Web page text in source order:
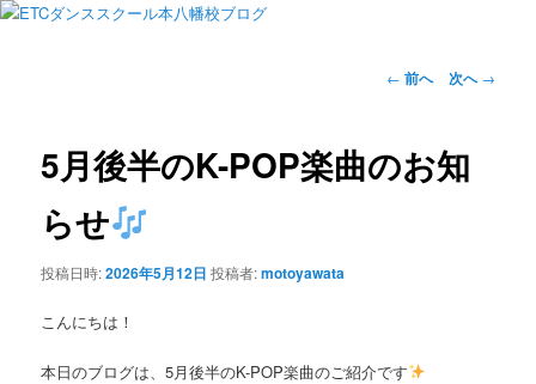
投
ビ
ゲ
← 前へ 次へ→
5月後半のK-POP楽曲のお知
らせ
投稿日時:2026年5月12日 投稿者:motoyawata
こんにちは！
本日のブログは、5月後半のK-POP楽曲のご紹介です